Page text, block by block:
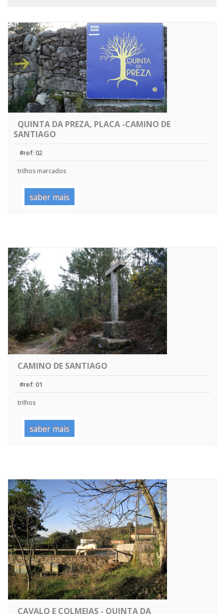
QUINTA DA PREZA, PLACA -CAMINO DE
SANTIAGO
#ref: 02
trilhos marcados
saber mais
CAMINO DE SANTIAGO
#ref: 01
trilhos
saber mais
CAVALO E COLMEIAS - QUINTA DA